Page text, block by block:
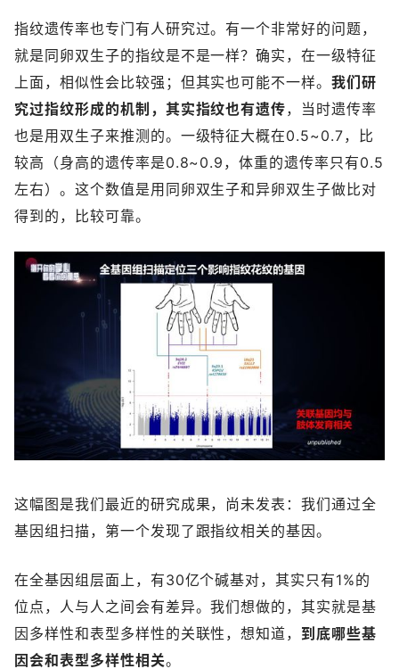
指纹遗传率也专门有人研究过。有一个非常好的问题，
就是同卵双生子的指纹是不是一样？确实，在一级特征
上面，相似性会比较强；但其实也可能不一样。我们研
究过指纹形成的机制，其实指纹也有遗传，当时遗传率
也是用双生子来推测的。一级特征大概在0.5~0.7，比
较高（身高的遗传率是0.8~0.9，体重的遗传率只有0.5
左右）。这个数值是用同卵双生子和异卵双生子做比对
得到的，比较可靠。
这幅图是我们最近的研究成果，尚未发表：我们通过全
基因组扫描，第一个发现了跟指纹相关的基因。
在全基因组层面上，有30亿个碱基对，其实只有1%的
位点，人与人之间会有差异。我们想做的，其实就是基
因多样性和表型多样性的关联性，想知道， 到底哪些基
因会和表型多样性相关。